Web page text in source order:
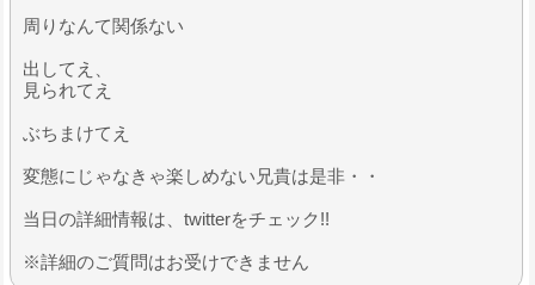
​周りなんて関係ない
出してえ、
見られてえ
ぶちまけてえ
​変態にじゃなきゃ楽しめない兄貴は是非・・
当日の詳細情報は、twitterをチェック!!
※詳細のご質問はお受けできません